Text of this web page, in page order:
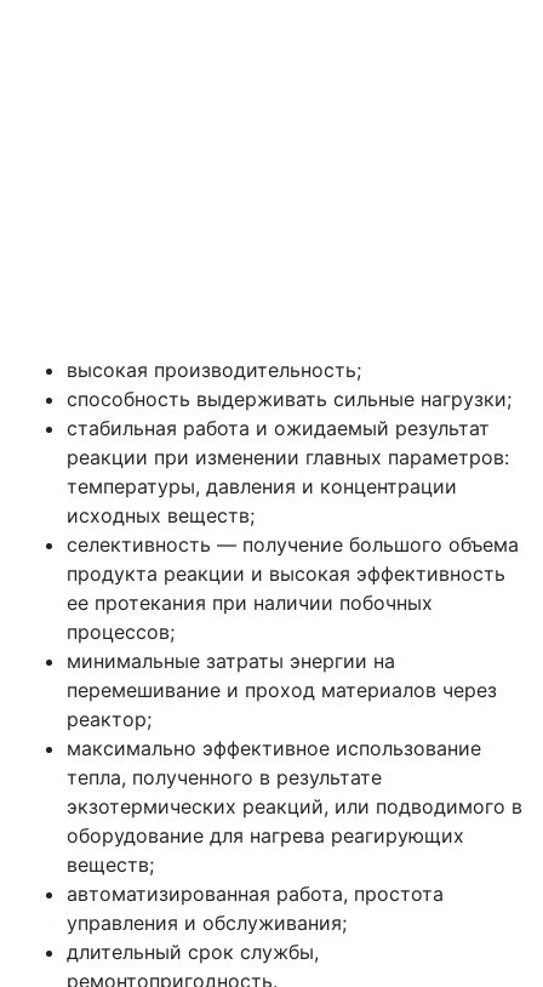
высокая производительность;
способность выдерживать сильные нагрузки;
стабильная работа и ожидаемый результат
реакции при изменении главных параметров:
температуры, давления и концентрации
исходных веществ;
селективность — получение большого объема
продукта реакции и высокая эффективность
ее протекания при наличии побочных
процессов;
минимальные затраты энергии на
перемешивание и проход материалов через
реактор;
максимально эффективное использование
тепла, полученного в результате
экзотермических реакций, или подводимого в
оборудование для нагрева реагирующих
веществ;
автоматизированная работа, простота
управления и обслуживания;
длительный срок службы,
ремонтопригодность.